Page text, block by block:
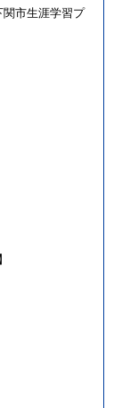
市生涯学習プ